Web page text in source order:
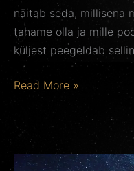
näitab seda, millisena
tahame olla ja mille
küljest peegeldab
Read More »
Mis